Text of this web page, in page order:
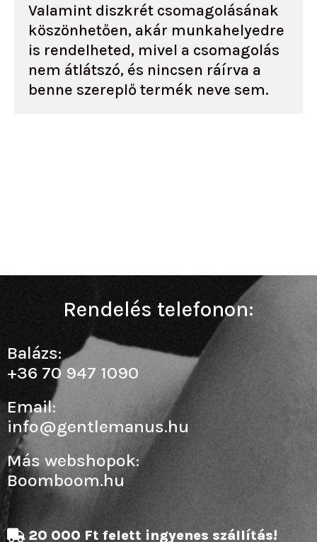
Valamint diszkrét csomagolásának
köszönhetően, akár munkahelyedre
is rendelheted, mivel a csomagolás
nem átlátszó, és nincsen ráírva a
benne szereplő termék neve sem.
20 000 Ft felett ingyenes szállítás!
Rendelés telefonon:
Balázs:
+36 70 947 1090
Email:
info@gentlemanus.hu
Más webshopok:
Boomboom.hu